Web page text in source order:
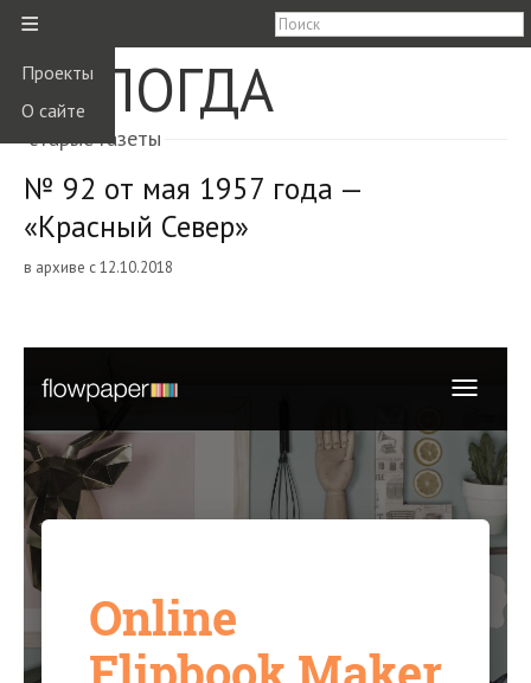
≡
Проекты
О сайте
ВОЛОГДА
старые газеты
№ 92 от мая 1957 года —
«Красный Север»
в архиве с 12.10.2018